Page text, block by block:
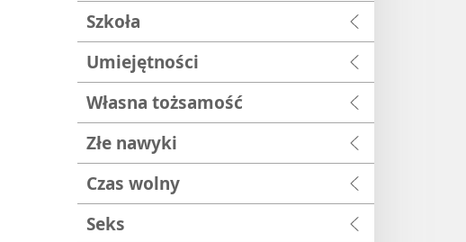
Szkoła
Umiejętności
Własna tożsamość
Złe nawyki
Czas wolny
Seks